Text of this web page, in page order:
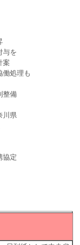
与を
案
働処理も
整備
川県
協定